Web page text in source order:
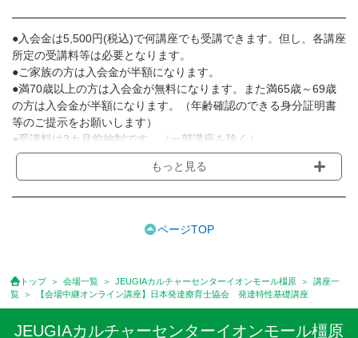
●入会金は5,500円(税込)で何講座でも受講できます。但し、各講座
所定の受講料等は必要となります。
●ご家族の方は入会金が半額になります。
●満70歳以上の方は入会金が無料になります。また満65歳～69歳
の方は入会金が半額になります。（年齢確認のできる身分証明書
等のご提示をお願いします）
●受講料は3カ月前納制です。（一部講座を除く）
●受講料には運営費として１講座につき月額770円(税込)が含まれ
ております。また一部の講座では別途傷害保険料も含まれており
用は含まれておりません。
のでご確認ください。
●参加人数が一定に満たない場合、体験や講座開講を中止または延
期することがあります。
もっと見る
ページTOP
トップ 会場一覧 JEUGIAカルチャーセンターイオンモール橿原
講座一
覧
【会場中継オンライン講座】日本発達療育士協会 発達特性基礎講座
JEUGIAカルチャーセンターイオンモール橿原